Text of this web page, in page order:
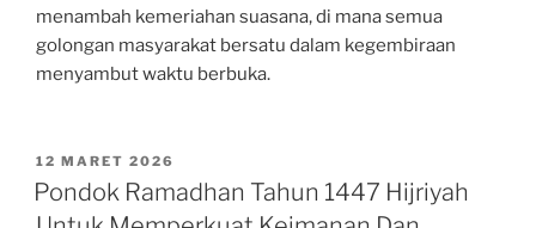
menambah kemeriahan suasana, di mana semua
golongan masyarakat bersatu dalam kegembiraan
menyambut waktu berbuka.
POSTED
ON
12 MARET 2026
Pondok Ramadhan Tahun 1447 Hijriyah